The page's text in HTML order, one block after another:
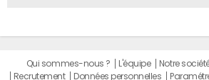
Qui sommes-nous ? L'équipe Notre
Recrutement
Données personnelles